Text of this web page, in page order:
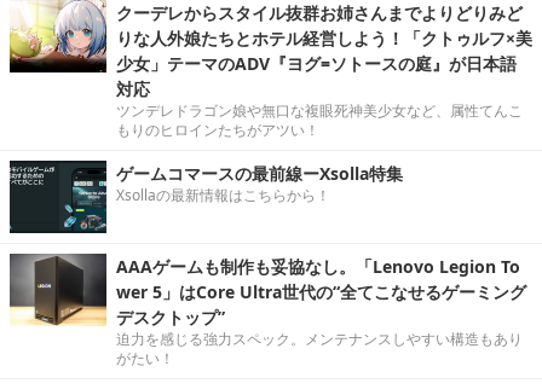
クーデレからスタイル抜群お姉さんまでよりどりみど
りな人外娘たちとホテル経営しよう！「クトゥルフ×美
少女」テーマのADV『ヨグ=ソトースの庭』が日本語
対応
ツンデレドラゴン娘や無口な複眼死神美少女など、属性てんこ
もりのヒロインたちがアツい！
ゲームコマースの最前線ーXsolla特集
Xsollaの最新情報はこちらから！
AAAゲームも制作も妥協なし。「Lenovo Legion To
wer 5」はCore Ultra世代の“全てこなせるゲーミング
デスクトップ”
迫力を感じる強力スペック。メンテナンスしやすい構造もあり
がたい！